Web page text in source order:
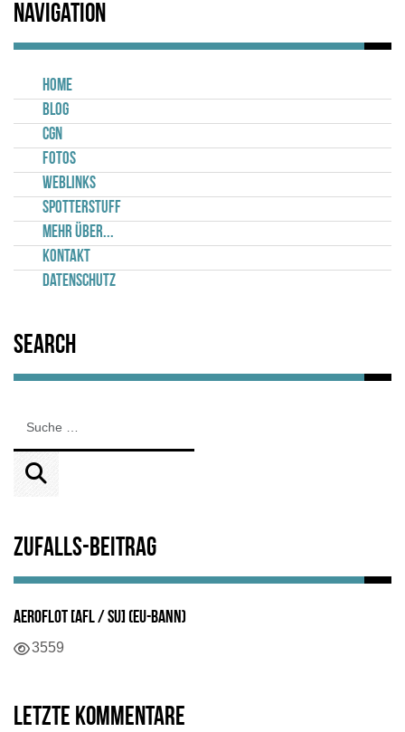
Navigation
Home
Blog
CGN
Fotos
Weblinks
Spotterstuff
Mehr über...
Kontakt
Datenschutz
Search
Zufalls-Beitrag
Aeroflot [AFL / SU] (EU-Bann)
3559
Letzte Kommentare